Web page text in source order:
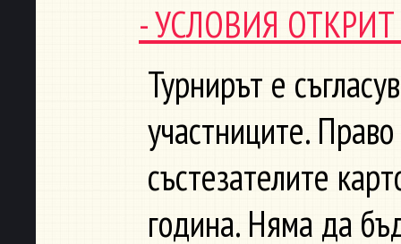
- УСЛОВИЯ
Турнирът е
участниците.
състезателите
година. Няма да